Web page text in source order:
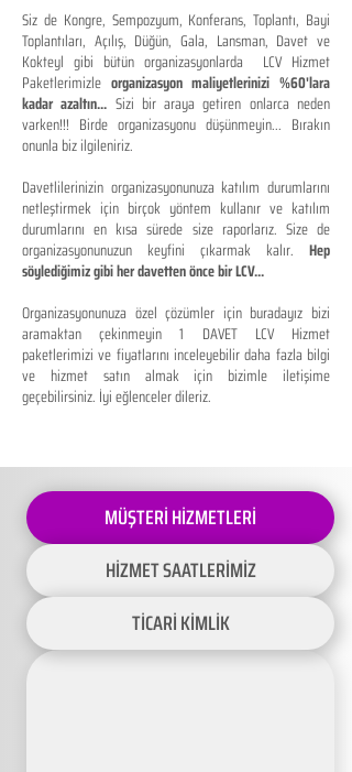
Siz de Kongre, Sempozyum, Konferans, Toplantı, Bayi
Toplantıları, Açılış, Düğün, Gala, Lansman, Davet ve
Kokteyl gibi bütün organizasyonlarda LCV Hizmet
Paketlerimizle organizasyon maliyetlerinizi %60'lara
kadar azaltın... Sizi bir araya getiren onlarca neden
varken!!! Birde organizasyonu düşünmeyin... Bırakın
onunla biz ilgileniriz.
Davetlilerinizin organizasyonunuza katılım durumlarını
netleştirmek için birçok yöntem kullanır ve katılım
durumlarını en kısa sürede size raporlarız. Size de
organizasyonunuzun keyfini çıkarmak kalır. Hep
söylediğimiz gibi her davetten önce bir LCV...
Organizasyonunuza özel çözümler için buradayız bizi
aramaktan çekinmeyin 1 DAVET LCV Hizmet
paketlerimizi ve fiyatlarını inceleyebilir daha fazla bilgi
ve hizmet satın almak için bizimle iletişime
geçebilirsiniz. İyi eğlenceler dileriz.
MÜŞTERİ HİZMETLERİ
HİZMET SAATLERİMİZ
TİCARİ KİMLİK